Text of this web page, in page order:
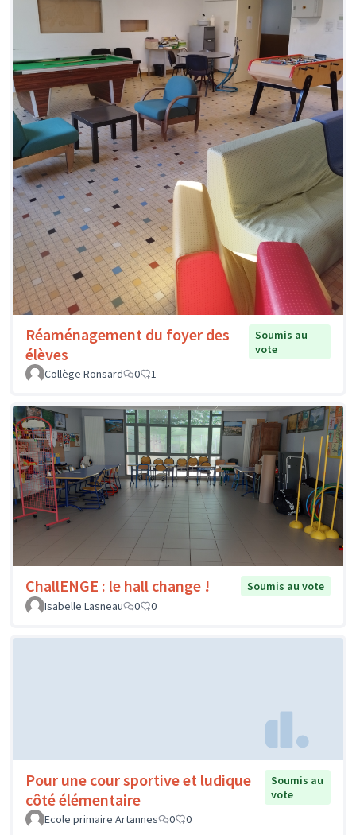
Réaménagement du foyer des
élèves
Soumis au
vote
Collège Ronsard
0 1
ChallENGE : le hall change !
Soumis au vote
Isabelle Lasneau
0 0
Pour une cour sportive et ludique
côté élémentaire
Soumis au
vote
Ecole primaire Artannes
0 0